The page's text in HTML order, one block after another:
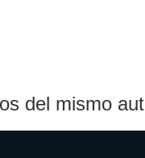
del mismo